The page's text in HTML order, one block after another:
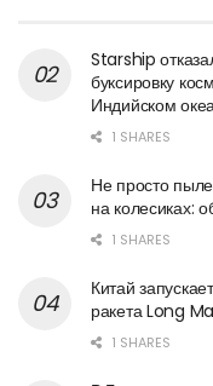
Starship
буксировку
Индийском
1 SHARES
Не просто
на колесиках:
1 SHARES
Китай
ракета Long
1 SHARES